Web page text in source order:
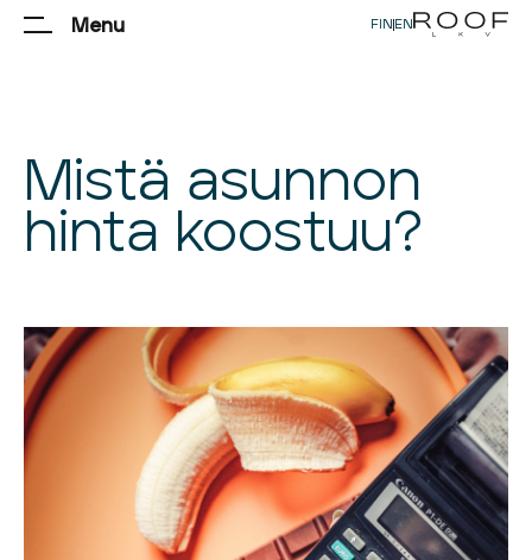
FIN EN
Menu
Mistä asunnon
hinta koostuu?